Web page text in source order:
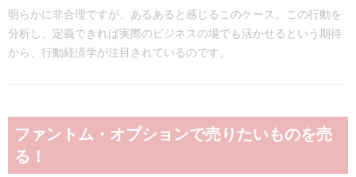
明らかに非合理ですが、あるあると感じるこのケース。この行動を
分析し、定義できれば実際のビジネスの場でも活かせるという期待
から、行動経済学が注目されているのです。
ファントム・オプションで売りたいものを売
る！